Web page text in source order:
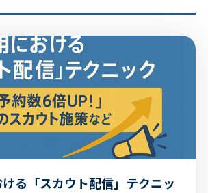
る「スカウト配信」テクニッ